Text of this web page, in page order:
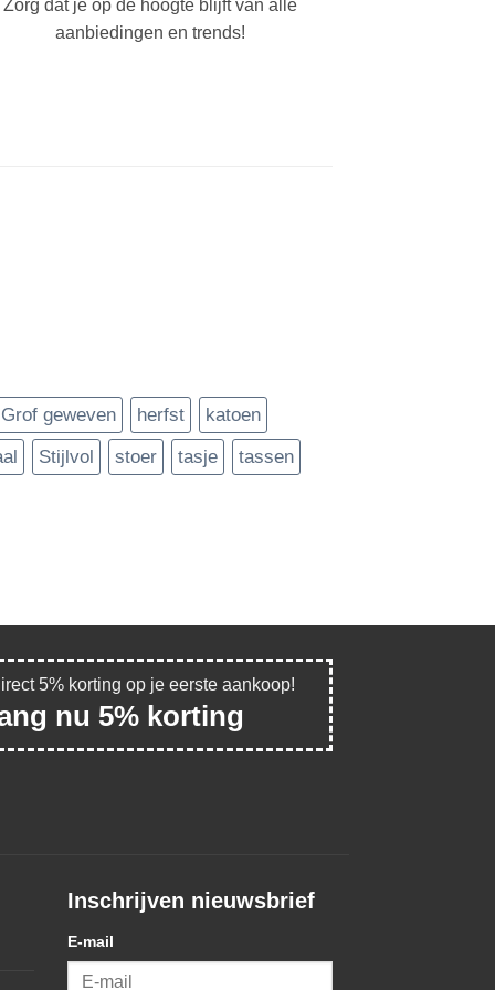
Zorg dat je op de hoogte blijft van alle
aanbiedingen en trends!
Grof geweven herfst
katoen
Stijlvol stoer tasje tassen
5% korting op je eerste aankoop!
nu 5% korting
Inschrijven nieuwsbrief
E-mail